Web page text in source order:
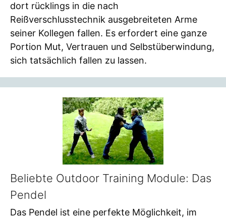
dort rücklings in die nach
Reißverschlusstechnik ausgebreiteten Arme
seiner Kollegen fallen. Es erfordert eine ganze
Portion Mut, Vertrauen und Selbstüberwindung,
sich tatsächlich fallen zu lassen.
Beliebte Outdoor Training Module: Das
Pendel
Das Pendel ist eine perfekte Möglichkeit, im